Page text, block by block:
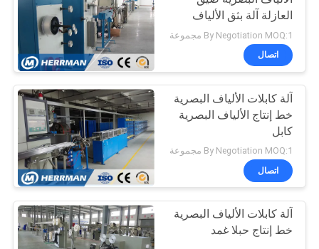
آلة اختبار الكابلات
29
سلك كابل الملحقات
56
العازلة آلة بثق الألياف
By Negotiation MOQ:1 مجموعة
اتصال
آلة كابلات الألياف البصرية
خط إنتاج الألياف البصرية
كابل
By Negotiation MOQ:1 مجموعة
اتصال
آلة كابلات الألياف البصرية
خط إنتاج حبلا غمد